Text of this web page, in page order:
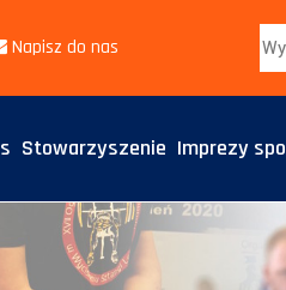
Napisz do nas
Stowarzyszenie Imprezy